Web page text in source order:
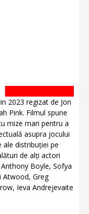
2023 regizat de Jon
Pink. Filmul spune
mize mari pentru a
asupra jocului
ale distribuției pe
de alți actori
Boyle, Sofya
Atwood, Greg
Ieva Andrejevaite